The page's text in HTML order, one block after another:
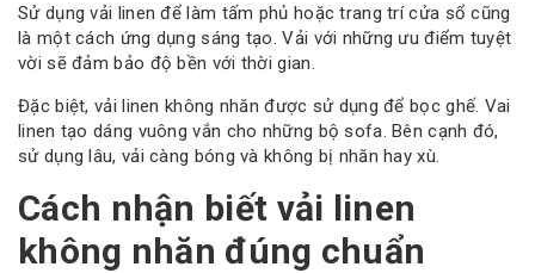
Sử dụng vải linen để làm tấm phủ hoặc trang trí cửa sổ cũng
là một cách ứng dụng sáng tạo. Vải với những ưu điểm tuyệt
vời sẽ đảm bảo độ bền với thời gian.
Đặc biệt, vải linen không nhăn được sử dụng để bọc ghế. Vai
linen tạo dáng vuông vắn cho những bộ sofa. Bên cạnh đó,
sử dụng lâu, vải càng bóng và không bị nhăn hay xù.
Cách nhận biết vải linen
không nhăn đúng chuẩn